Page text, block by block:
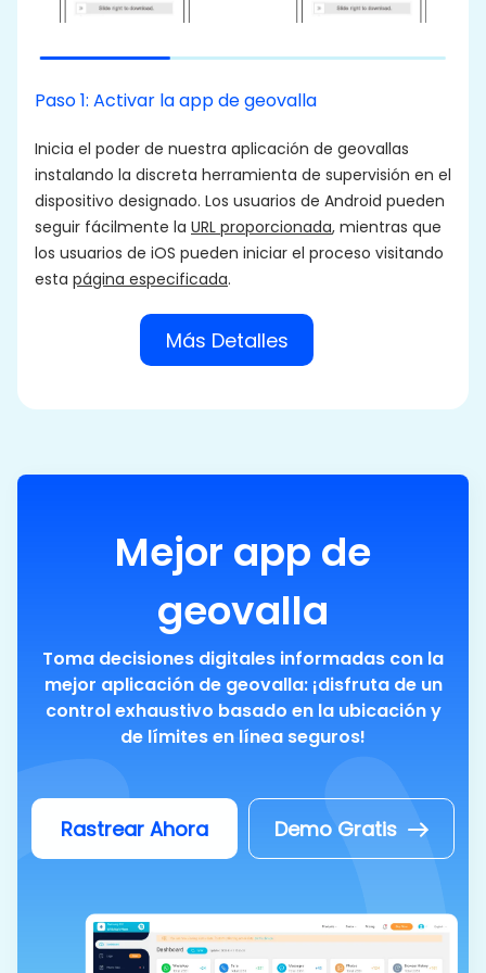
Paso 1: Activar la app de geovalla
Inicia el poder de nuestra aplicación de geovallas
instalando la discreta herramienta de supervisión en el
dispositivo designado. Los usuarios de Android pueden
seguir fácilmente la URL proporcionada, mientras que
los usuarios de iOS pueden iniciar el proceso visitando
esta página especificada.
Más Detalles
Mejor app de
geovalla
Toma decisiones digitales informadas con la
mejor aplicación de geovalla: ¡disfruta de un
control exhaustivo basado en la ubicación y
de límites en línea seguros!
Rastrear Ahora Demo Gratis